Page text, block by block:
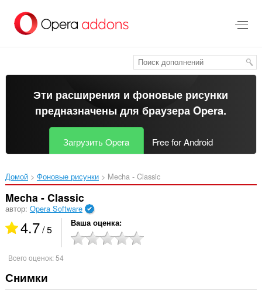
перейти
Эти расширения и фоновые рисунки
предназначены длябраузера Opera.
Загрузить Opera Free for Android
Домой Фоновые рисунки Mecha - Classic‎
Mecha - Classic
автор: Opera Software
4.7/ 5 Ваша оценка
Всего оценок:54
Снимки